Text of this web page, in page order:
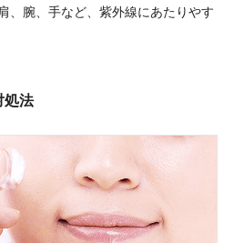
、腕、手など、紫外線にあたりやす
処法